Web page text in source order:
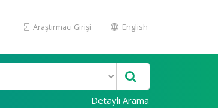
Araştırmacı Girişi English
Detaylı Arama